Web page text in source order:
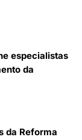
especialistas
da
da Reforma